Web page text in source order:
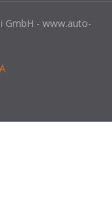
GmbH - www.auto-